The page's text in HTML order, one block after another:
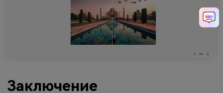
Заключение